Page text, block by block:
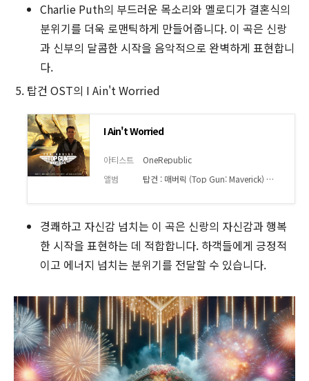
Charlie Puth의 부드러운 목소리와 멜로디가 결혼식의
분위기를 더욱 로맨틱하게 만들어줍니다. 이 곡은 신랑
과 신부의 달콤한 시작을 음악적으로 완벽하게 표현합니
다.
탑건 OST의 I Ain't Worried
I Ain't Worried
아티스트
OneRepublic
앨범
탑건 : 매버릭 (Top Gun: Maverick) (영화 OST)
경쾌하고 자신감 넘치는 이 곡은 신랑의 자신감과 행복
한 시작을 표현하는 데 적합합니다. 하객들에게 긍정적
이고 에너지 넘치는 분위기를 전달할 수 있습니다.